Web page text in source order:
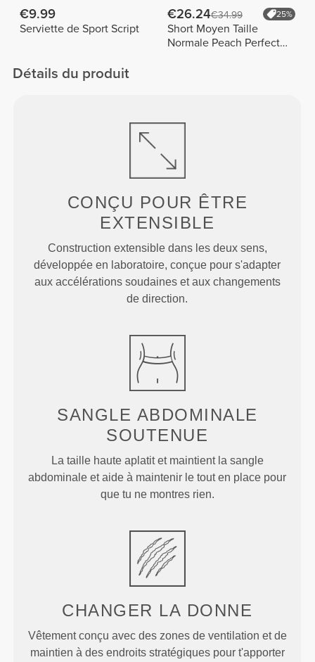
€9.99
Serviette de Sport Script
€26.24€34.99 25%
Short Moyen Taille
Normale Peach Perfect
Détails du produit
CONÇU POUR ÊTRE
EXTENSIBLE
Construction extensible dans les deux sens,
développée en laboratoire, conçue pour s'adapter
aux accélérations soudaines et aux changements
de direction.
SANGLE ABDOMINALE
SOUTENUE
La taille haute aplatit et maintient la sangle
abdominale et aide à maintenir le tout en place pour
que tu ne montres rien.
CHANGER LA DONNE
Vêtement conçu avec des zones de ventilation et de
maintien à des endroits stratégiques pour t'apporter